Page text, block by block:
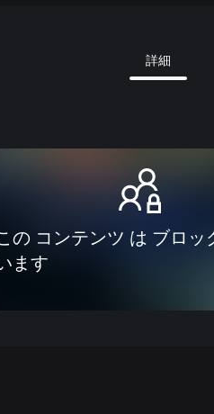
詳細
の コンテンツ は ブロッ
ます